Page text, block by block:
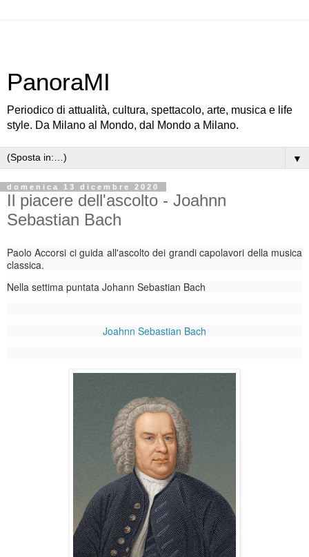
PanoraMI
Periodico di attualità, cultura, spettacolo, arte, musica e life
style. Da Milano al Mondo, dal Mondo a Milano.
▼
domenica 13 dicembre 2020
Il piacere dell'ascolto - Joahnn
Sebastian Bach
Paolo Accorsi ci guida all'ascolto dei grandi capolavori della musica
classica.
Nella settima puntata Johann Sebastian Bach
Joahnn Sebastian Bach